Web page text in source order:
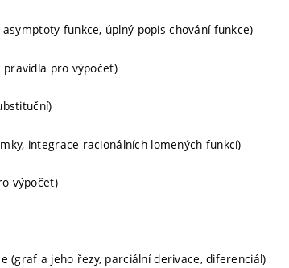
funkce, úplný popis chování funkce)
pro výpočet)
integrace racionálních lomených funkcí)
výpočet)
(graf a jeho řezy, parciální derivace, diferenciál)